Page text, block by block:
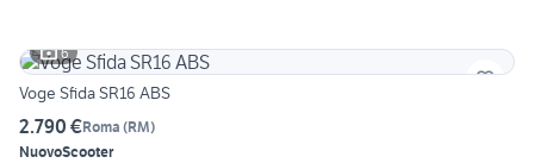
6
Voge Sfida SR16 ABS
2.790 €Roma (RM)
NuovoScooter